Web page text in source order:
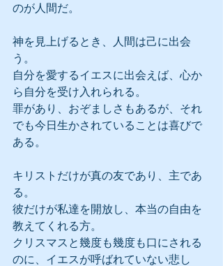
のが人間だ。
神を見上げるとき、人間は己に出会
う。
自分を愛するイエスに出会えば、心か
ら自分を受け入れられる。
罪があり、おぞましさもあるが、それ
でも今日生かされていることは喜びで
ある。
キリストだけが真の友であり、主であ
る。
彼だけが私達を開放し、本当の自由を
教えてくれる方。
クリスマスと幾度も幾度も口にされる
のに、イエスが呼ばれていない悲し